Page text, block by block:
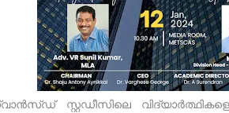
സ്റ്റഡീസിലെ